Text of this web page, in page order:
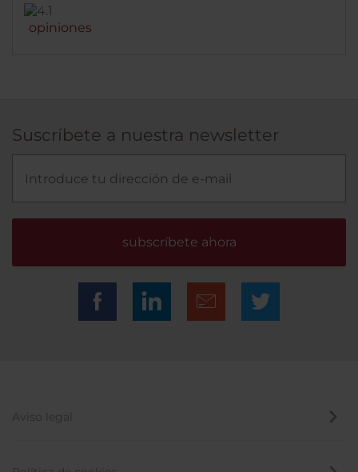
opiniones
Suscríbete a nuestra newsletter
subscríbete ahora
Aviso legal